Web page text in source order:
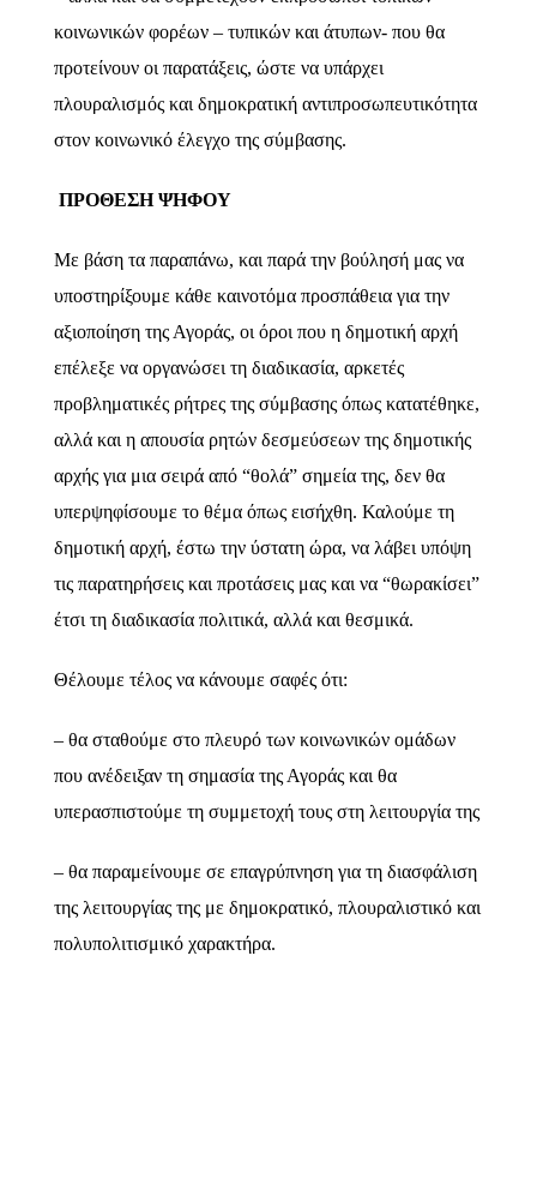
κοινωνικών φορέων – τυπικών και άτυπων- που θα
προτείνουν οι παρατάξεις, ώστε να υπάρχει
πλουραλισμός και δημοκρατική αντιπροσωπευτικότητα
στον κοινωνικό έλεγχο της σύμβασης.
ΠΡΟΘΕΣΗ ΨΗΦΟΥ
Με βάση τα παραπάνω, και παρά την βούλησή μας να
υποστηρίξουμε κάθε καινοτόμα προσπάθεια για την
αξιοποίηση της Αγοράς, οι όροι που η δημοτική αρχή
επέλεξε να οργανώσει τη διαδικασία, αρκετές
προβληματικές ρήτρες της σύμβασης όπως κατατέθηκε,
αλλά και η απουσία ρητών δεσμεύσεων της δημοτικής
αρχής για μια σειρά από “θολά” σημεία της, δεν θα
υπερψηφίσουμε το θέμα όπως εισήχθη. Καλούμε τη
δημοτική αρχή, έστω την ύστατη ώρα, να λάβει υπόψη
τις παρατηρήσεις και προτάσεις μας και να “θωρακίσει”
έτσι τη διαδικασία πολιτικά, αλλά και θεσμικά.
Θέλουμε τέλος να κάνουμε σαφές ότι:
– θα σταθούμε στο πλευρό των κοινωνικών ομάδων
που ανέδειξαν τη σημασία της Αγοράς και θα
υπερασπιστούμε τη συμμετοχή τους στη λειτουργία της
– θα παραμείνουμε σε επαγρύπνηση για τη διασφάλιση
της λειτουργίας της με δημοκρατικό, πλουραλιστικό και
πολυπολιτισμικό χαρακτήρα.